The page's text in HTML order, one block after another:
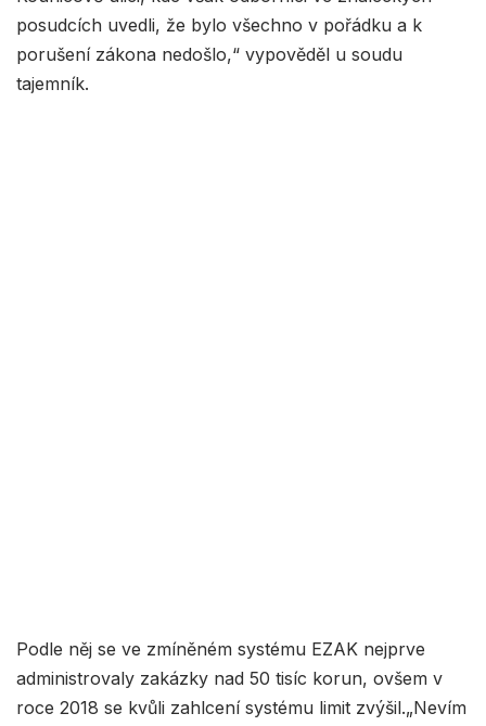
posudcích uvedli, že bylo všechno v pořádku a k
porušení zákona nedošlo,“ vypověděl u soudu
tajemník.
Podle něj se ve zmíněném systému EZAK nejprve
administrovaly zakázky nad 50 tisíc korun, ovšem v
roce 2018 se kvůli zahlcení systému limit zvýšil.„Nevím